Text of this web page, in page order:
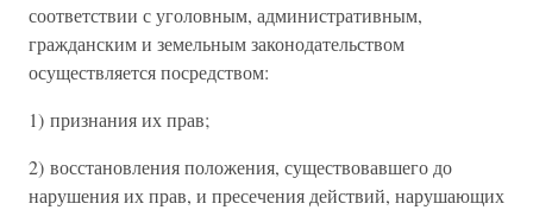
соответствии с уголовным, административным,
гражданским и земельным законодательством
осуществляется посредством:
1) признания их прав;
2) восстановления положения, существовавшего до
нарушения их прав, и пресечения действий, нарушающих